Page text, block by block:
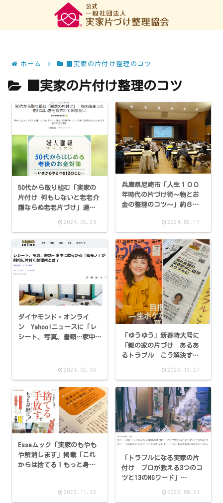
ホーム ■実家の片付け整理のコツ
■実家の片付け整理のコツ
50代から取り組む「実家の
片付け 何もしないと老老介
護ならぬ老老片づけ」連載
2024.05.28
兵庫県尼崎市「人生１００
年時代の片づけ術～物とお
金の整理のコツ～」約８０
2024.03.17
ダイヤモンド・オンライ
ン Yahoo!ニュースに「レ
シート、写真、書類…家中
2024.02.10
「ゆうゆう」新春特大号に
「親の家の片づけ あるあ
るトラブル こう解決す
2023.12.27
Esseムック「実家のもやも
や解消します」掲載「これ
からは捨てる！もっと身軽
2023.11.13
「トラブルになる実家の片
付け プロが教える3つのコ
ツと13のNGワード」
2023.09.21